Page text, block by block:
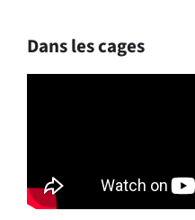
Dans les cages